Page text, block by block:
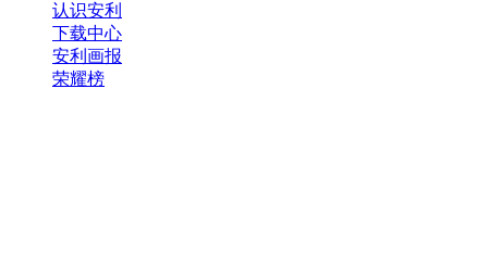
认识安利
下载中心
安利画报
荣耀榜